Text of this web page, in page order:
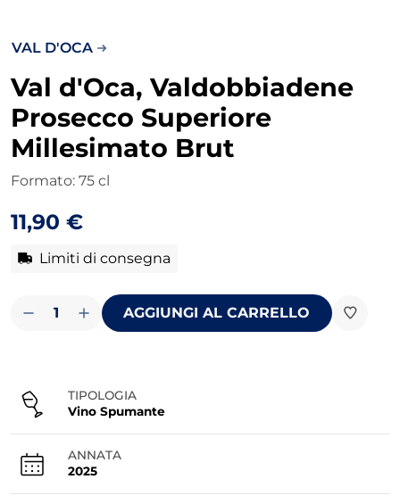
VAL D'OCA
Val d'Oca, Valdobbiadene
Prosecco Superiore
Millesimato Brut
Formato: 75 cl
11,90 €
Limiti di consegna
Puoi
al
di
prodotti
appartenenti
al
gruppo
1 AGGIUNGI AL CARRELLO
TIPOLOGIA
Vino Spumante
ANNATA
2025